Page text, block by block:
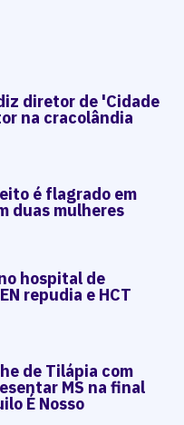
diretor de 'Cidade
na cracolândia
é flagrado em
duas mulheres
hospital de
repudia e HCT
de Tilápia com
MS na final
É Nosso